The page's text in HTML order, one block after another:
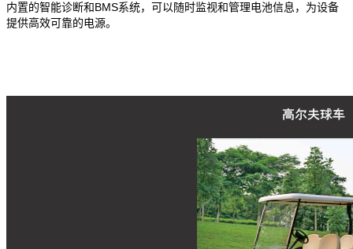
内置的智能诊断和 BMS系统，可以随时监视和管理电池信息，为设备
提供高效可靠的电源。